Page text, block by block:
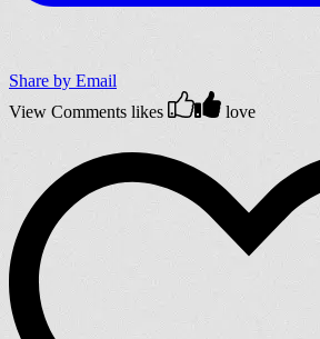
Share by Email
View Comments likes love